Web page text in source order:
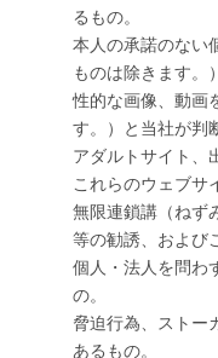
るもの。
本人の承諾のない
ものは除きます。
性的な画像、動画
す。）と当社が判
アダルトサイト、
これらのウェブサ
無限連鎖講（ねず
等の勧誘、および
個人・法人を問わ
の。
脅迫行為、ストー
あるもの。